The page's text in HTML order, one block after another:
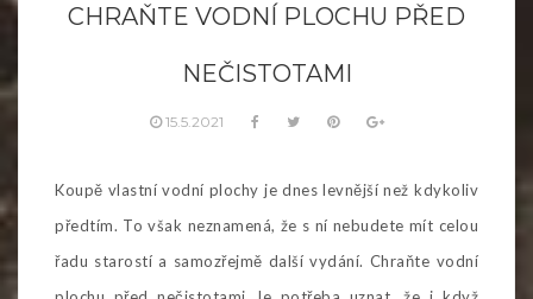
CHRAŇTE VODNÍ PLOCHU PŘED
NEČISTOTAMI
15.5.2021
Koupě vlastní vodní plochy je dnes levnější než kdykoliv
předtím. To však neznamená, že s ní nebudete mít celou
řadu starostí a samozřejmě další vydání. Chraňte vodní